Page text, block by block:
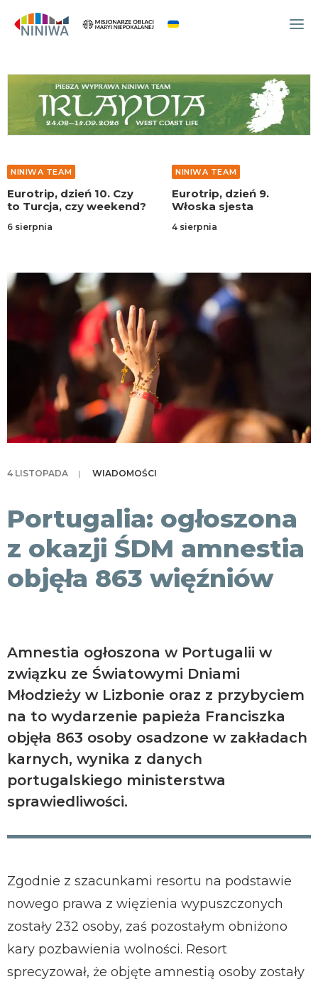
WYDARZENIA
O NAS
WSPÓLNOTA
NINIWA TEAM
FESTIWAL ŻYCIA
NINIWA BUD
KONTAKT
NINIWA TEAM
Eurotrip, dzień 10. Czy
to Turcja, czy weekend?
6 sierpnia
NINIWA TEAM
Eurotrip, dzień 9.
Włoska sjesta
4 sierpnia
4 LISTOPADA | WIADOMOŚCI
Portugalia: ogłoszona
z okazji ŚDM amnestia
objęła 863 więźniów
Amnestia ogłoszona w Portugalii w
związku ze Światowymi Dniami
Młodzieży w Lizbonie oraz z przybyciem
na to wydarzenie papieża Franciszka
objęła 863 osoby osadzone w zakładach
karnych, wynika z danych
portugalskiego ministerstwa
sprawiedliwości.
Zgodnie z szacunkami resortu na podstawie
nowego prawa z więzienia wypuszczonych
zostały 232 osoby, zaś pozostałym obniżono
kary pozbawienia wolności. Resort
sprecyzował, że objęte amnestią osoby zostały